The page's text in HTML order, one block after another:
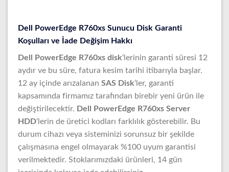
Dell PowerEdge R760xs Sunucu Disk Garanti
Koşulları ve İade Değişim Hakkı
Dell PowerEdge R760xs disk‘lerinin garanti süresi 12
aydır ve bu süre, fatura kesim tarihi itibarıyla başlar.
12 ay içinde arızalanan SAS Disk‘ler, garanti
kapsamında firmamız tarafından birebir yeni ürün ile
değiştirilecektir. Dell PowerEdge R760xs Server
HDD‘lerin de üretici kodları farklılık gösterebilir. Bu
durum cihazı veya sisteminizi sorunsuz bir şekilde
çalışmasına engel olmayarak %100 uyum garantisi
verilmektedir. Stoklarımızdaki ürünleri, 14 gün